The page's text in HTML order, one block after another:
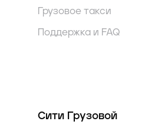
Грузовое такси
Поддержка и FAQ
Сити Грузовой